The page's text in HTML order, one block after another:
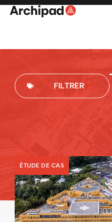
FILTRER
ÉTUDE DE CAS